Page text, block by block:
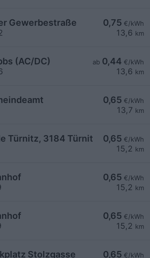
0,75 €/kWh
13,6 km
Gewerbestraße
ab 0,44 €/kWh
13,6 km
(AC/DC)
0,65 €/kWh
13,7 km
0,65 €/kWh
15,2 km
Türnitz, 3184 Türnitz, Markt 28
0,65 €/kWh
15,2 km
0,65 €/kWh
15,2 km
0,65 €/kWh
Stolzgasse